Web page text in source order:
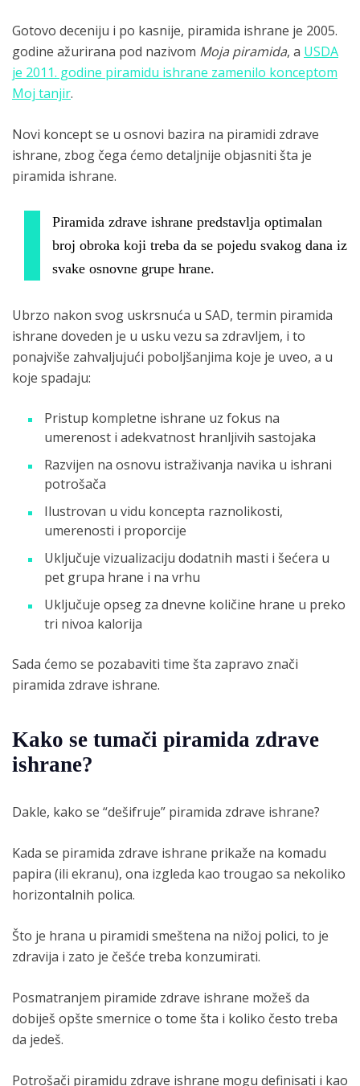
Gotovo deceniju i po kasnije, piramida ishrane je 2005.
godine ažurirana pod nazivom Moja piramida, a USDA
je 2011. godine piramidu ishrane zamenilo konceptom
Moj tanjir.
Novi koncept se u osnovi bazira na piramidi zdrave
ishrane, zbog čega ćemo detaljnije objasniti šta je
piramida ishrane.
Piramida zdrave ishrane predstavlja optimalan
broj obroka koji treba da se pojedu svakog dana iz
svake osnovne grupe hrane.
Ubrzo nakon svog uskrsnuća u SAD, termin piramida
ishrane doveden je u usku vezu sa zdravljem, i to
ponajviše zahvaljujući poboljšanjima koje je uveo, a u
koje spadaju:
Pristup kompletne ishrane uz fokus na
umerenost i adekvatnost hranljivih sastojaka
Razvijen na osnovu istraživanja navika u ishrani
potrošača
Ilustrovan u vidu koncepta raznolikosti,
umerenosti i proporcije
Uključuje vizualizaciju dodatnih masti i šećera u
pet grupa hrane i na vrhu
Uključuje opseg za dnevne količine hrane u preko
tri nivoa kalorija
Sada ćemo se pozabaviti time šta zapravo znači
piramida zdrave ishrane.
Kako se tumači piramida zdrave
ishrane?
Dakle, kako se “dešifruje” piramida zdrave ishrane?
Kada se piramida zdrave ishrane prikaže na komadu
papira (ili ekranu), ona izgleda kao trougao sa nekoliko
horizontalnih polica.
Što je hrana u piramidi smeštena na nižoj polici, to je
zdravija i zato je češće treba konzumirati.
Posmatranjem piramide zdrave ishrane možeš da
dobiješ opšte smernice o tome šta i koliko često treba
da jedeš.
Potrošači piramidu zdrave ishrane mogu definisati i kao